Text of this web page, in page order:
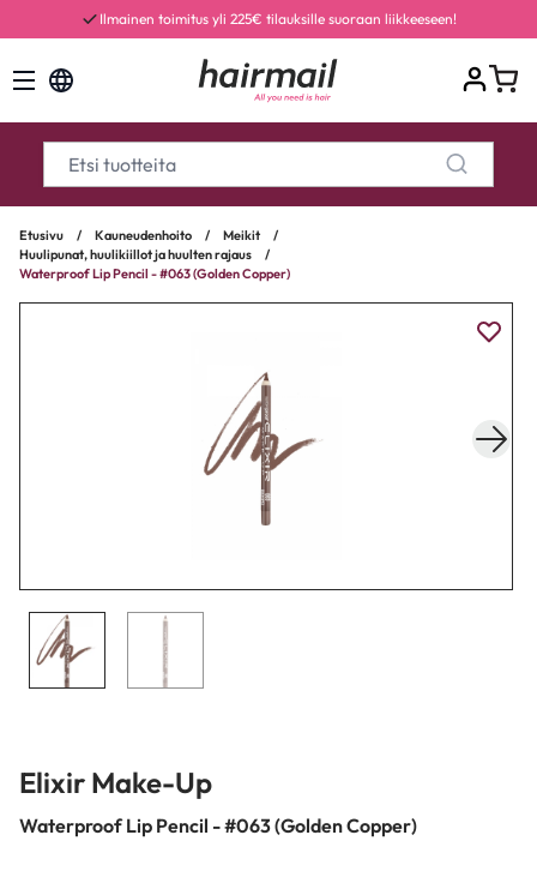
Ilmainen toimitus yli 225€ tilauksille suoraan liikkeeseen!
Etusivu / Kauneudenhoito / Meikit
/
Huulipunat, huulikiillot ja huulten rajaus
/
Waterproof Lip Pencil - #063 (Golden Copper)
Elixir Make-Up
Waterproof Lip Pencil - #063 (Golden Copper)